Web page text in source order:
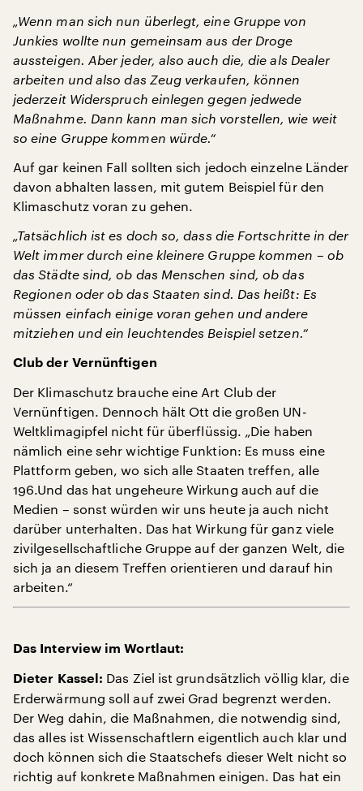
„Wenn man sich nun überlegt, eine Gruppe von
Junkies wollte nun gemeinsam aus der Droge
aussteigen. Aber jeder, also auch die, die als Dealer
arbeiten und also das Zeug verkaufen, können
jederzeit Widerspruch einlegen gegen jedwede
Maßnahme. Dann kann man sich vorstellen, wie weit
so eine Gruppe kommen würde.“
Auf gar keinen Fall sollten sich jedoch einzelne Länder
davon abhalten lassen, mit gutem Beispiel für den
Klimaschutz voran zu gehen.
„Tatsächlich ist es doch so, dass die Fortschritte in der
Welt immer durch eine kleinere Gruppe kommen – ob
das Städte sind, ob das Menschen sind, ob das
Regionen oder ob das Staaten sind. Das heißt: Es
müssen einfach einige voran gehen und andere
mitziehen und ein leuchtendes Beispiel setzen.“
Club der Vernünftigen
Der Klimaschutz brauche eine Art Club der
Vernünftigen. Dennoch hält Ott die großen UN-
Weltklimagipfel nicht für überflüssig. „Die haben
nämlich eine sehr wichtige Funktion: Es muss eine
Plattform geben, wo sich alle Staaten treffen, alle
196.Und das hat ungeheure Wirkung auch auf die
Medien – sonst würden wir uns heute ja auch nicht
darüber unterhalten. Das hat Wirkung für ganz viele
zivilgesellschaftliche Gruppe auf der ganzen Welt, die
sich ja an diesem Treffen orientieren und darauf hin
arbeiten.“
Das Interview im Wortlaut:
Dieter Kassel: Das Ziel ist grundsätzlich völlig klar, die
Erderwärmung soll auf zwei Grad begrenzt werden.
Der Weg dahin, die Maßnahmen, die notwendig sind,
das alles ist Wissenschaftlern eigentlich auch klar und
doch können sich die Staatschefs dieser Welt nicht so
richtig auf konkrete Maßnahmen einigen. Das hat ein